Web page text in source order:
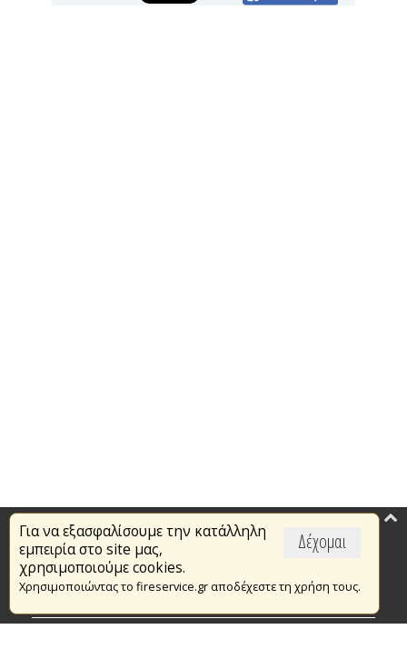
Δέχομαι
Για να εξασφαλίσουμε την κατάλληλη
εμπειρία στο site μας,
χρησιμοποιούμε cookies.
Χρησιμοποιώντας το fireservice.gr αποδέχεστε τη χρήση τους.
Επικαιρότητα
Το Πυροσβεστικό Σώμα